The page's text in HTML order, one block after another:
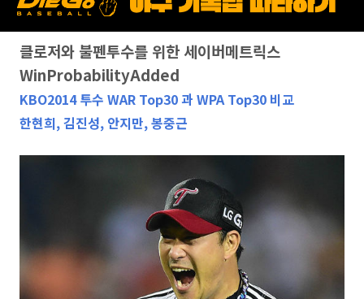
클로저와 불펜투수를 위한 세이버메트릭스
WinProbabilityAdded
KBO2014 투수 WAR Top30 과 WPA Top30 비교
한현희, 김진성, 안지만, 봉중근